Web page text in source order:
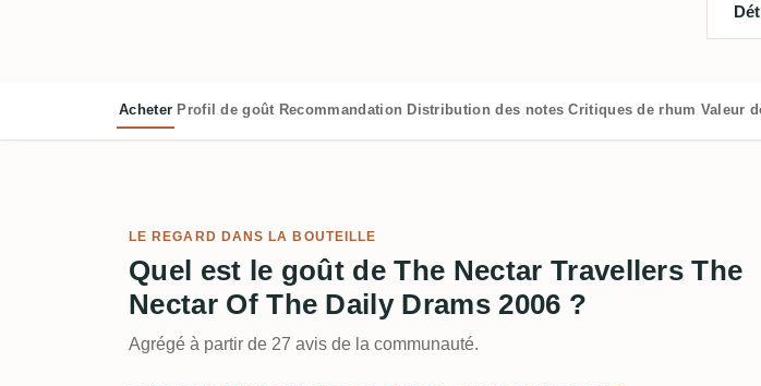
Acheter Profil de goût Recommandation Distribution des notes Critiques de rhum Valeur
LE REGARD DANS LA BOUTEILLE
Quel est le goût de The Nectar Travellers The
Nectar Of The Daily Drams 2006 ?
Agrégé à partir de 27 avis de la communauté.